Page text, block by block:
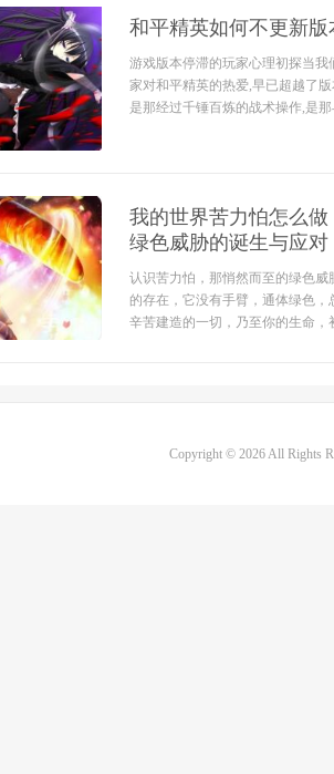
和平精英如何不更新
游戏版本停滞的玩家心理初探当
家对和平精英的热爱,早已超越了
是那经过千锤百炼的战术操作,是
我的世界苦力怕怎么
绿色威胁的诞生与应对
认识苦力怕，那悄然而至的绿色
的存在，它没有手臂，通体绿色
辛苦建造的一切，乃至你的生命，
Copyright © 2026 All Rights